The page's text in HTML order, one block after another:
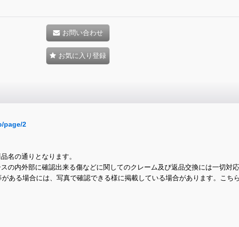
お問い合わせ
お気に入り登録
page/2
名の通りとなります。
内外部に確認出来る傷などに関してのクレーム及び返品交換には一切対
ある場合には、写真で確認できる様に掲載している場合があります。こち